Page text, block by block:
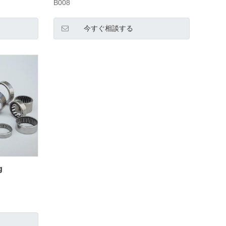
B008
今すぐ相談する